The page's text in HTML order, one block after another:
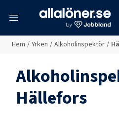
Hem / Yrken / Alkoholinspektör /
Hällefors